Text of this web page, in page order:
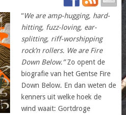
“We are amp-hugging, hard-
hitting, fuzz-loving, ear-
splitting, riff-worshipping
rock’n rollers. We are Fire
Down Below.”Zo opent de
biografie van het Gentse Fire
Down Below. En dan weten de
kenners uit welke hoek de
wind waait: Gortdroge